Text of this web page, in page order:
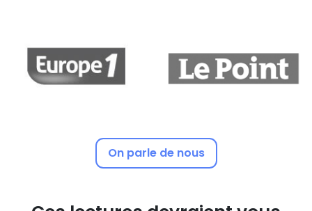
On parle de nous